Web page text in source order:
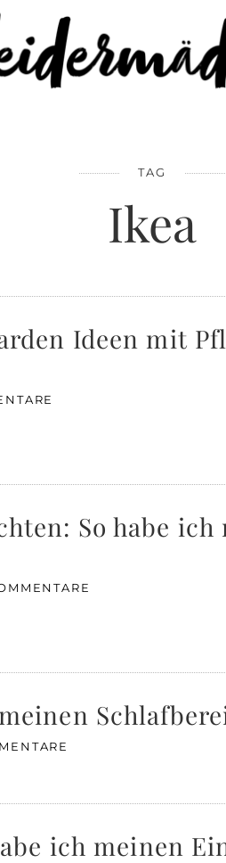
TAG
Ikea
Ideen mit
So habe
ich meinen